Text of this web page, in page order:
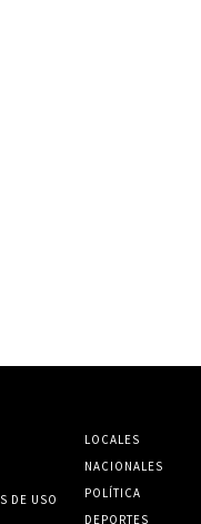
DE USO
LOCALES
NACIONALES
POLÍTICA
DEPORTES